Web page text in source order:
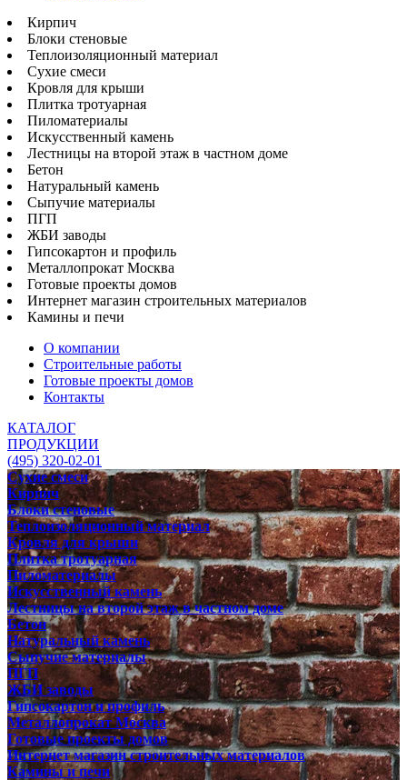
Кирпич
Блоки стеновые
Теплоизоляционный материал
Сухие смеси
Кровля для крыши
Плитка тротуарная
Пиломатериалы
Искусственный камень
Лестницы на второй этаж в частном доме
Бетон
Натуральный камень
Сыпучие материалы
ПГП
ЖБИ заводы
Гипсокартон и профиль
Металлопрокат Москва
Готовые проекты домов
Интернет магазин строительных материалов
Камины и печи
О компании
Строительные работы
Готовые проекты домов
Контакты
КАТАЛОГ
ПРОДУКЦИИ
(495) 320-02-01
Сухие смеси
Кирпич
Блоки стеновые
Теплоизоляционный материал
Кровля для крыши
Плитка тротуарная
Пиломатериалы
Искусственный камень
Лестницы на второй этаж в частном доме
Бетон
Натуральный камень
Сыпучие материалы
ПГП
ЖБИ заводы
Гипсокартон и профиль
Металлопрокат Москва
Готовые проекты домов
Интернет магазин строительных материалов
Камины и печи